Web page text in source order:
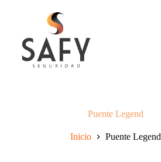
Puente Legend
Inicio Puente Legend